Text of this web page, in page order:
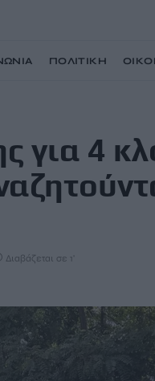
ΠΟΛΙΤΙΚΗ
σε ένα 24ωρο –
για 4
Διαβάζεται σε 1'